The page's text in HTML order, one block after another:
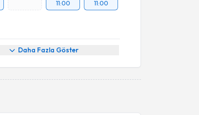
11:00
11:00
Daha Fazla Göster